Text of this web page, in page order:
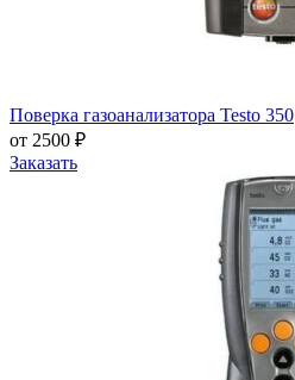
Поверка газоанализатора Testo 350
от 2500 ₽
Заказать